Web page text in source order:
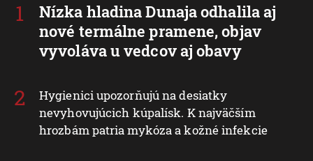
Nízka hladina Dunaja odhalila aj
nové termálne pramene, objav
vyvoláva u vedcov aj obavy
Hygienici upozorňujú na desiatky
nevyhovujúcich kúpalísk. K najväčším
hrozbám patria mykóza a kožné infekcie